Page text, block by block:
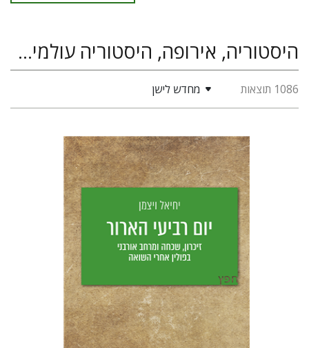
היסטוריה, אירופה, היסטוריה עולמית, היסטוריה יהודית, אנטישמיות, במת ירושלים להיסטוריה ע"ש מנחם שטרן
1086 תוצאות מחדש לישן
יחיאל ויצמן
יפעת וייס